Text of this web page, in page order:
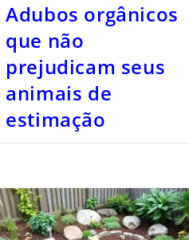
Adubos orgânicos
que não
prejudicam seus
animais de
estimação